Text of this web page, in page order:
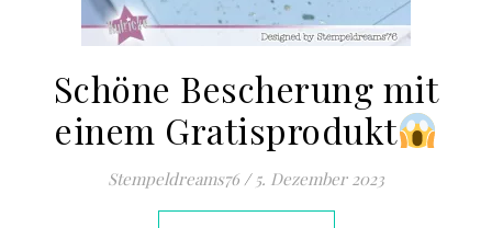
Schöne Bescherung mit
einem Gratisprodukt
Stempeldreams76 / 5. Dezember 2023